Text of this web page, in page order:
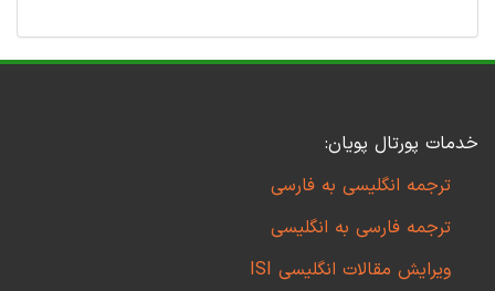
خدمات پورتال پویان:
ترجمه انگلیسی به فارسی
ترجمه فارسی به انگلیسی
ویرایش مقالات انگلیسی ISI